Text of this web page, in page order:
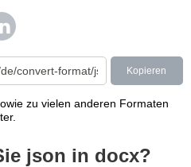
Kopieren
zu vielen anderen Formaten
json in docx?